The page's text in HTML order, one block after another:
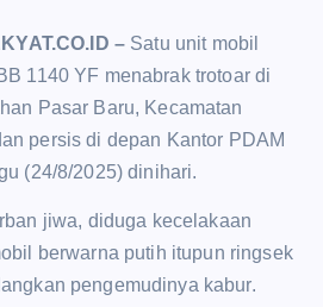
– Satu unit mobil
1140 YF menabrak trotoar di
Pasar Baru, Kecamatan
persis di depan Kantor PDAM
(24/8/2025) dinihari.
jiwa, diduga kecelakaan
berwarna putih itupun ringsek
pengemudinya kabur.